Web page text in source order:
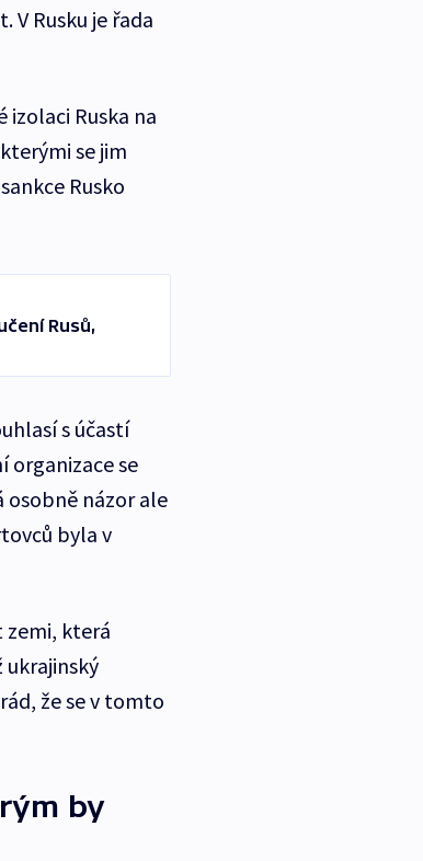
V Rusku je řada
Ruska na
se jim
Rusko
Rusů,
s účastí
organizace se
osobně názor ale
byla v
zemi, která
že se v tomto
by